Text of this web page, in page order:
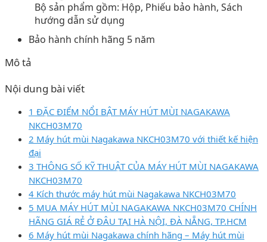
Bộ sản phẩm gồm: Hộp, Phiếu bảo hành, Sách
hướng dẫn sử dụng
Bảo hành chính hãng 5 năm
Mô tả
Nội dung bài viết
1 ĐẶC ĐIỂM NỔI BẬT MÁY HÚT MÙI NAGAKAWA
NKCH03M70
2 Máy hút mùi Nagakawa NKCH03M70 với thiết kế hiện
đại
3 THÔNG SỐ KỸ THUẬT CỦA MÁY HÚT MÙI NAGAKAWA
NKCH03M70
4 Kích thước máy hút mùi Nagakawa NKCH03M70
5 MUA MÁY HÚT MÙI NAGAKAWA NKCH03M70 CHÍNH
HÃNG GIÁ RẺ Ở ĐÂU TẠI HÀ NỘI, ĐÀ NẴNG, TP.HCM
6 Máy hút mùi Nagakawa chính hãng – Máy hút mùi